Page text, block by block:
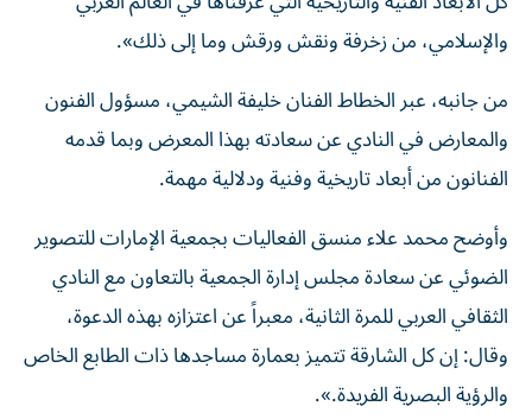
والإسلامي، من زخرفة ونقش ورقش وما إلى ذلك».
من جانبه، عبر الخطاط الفنان خليفة الشيمي، مسؤول الفنون
والمعارض في النادي عن سعادته بهذا المعرض وبما قدمه
الفنانون من أبعاد تاريخية وفنية ودلالية مهمة.
وأوضح محمد علاء منسق الفعاليات بجمعية الإمارات للتصوير
الضوئي عن سعادة مجلس إدارة الجمعية بالتعاون مع النادي
الثقافي العربي للمرة الثانية، معبراً عن اعتزازه بهذه الدعوة،
وقال: إن كل الشارقة تتميز بعمارة مساجدها ذات الطابع الخاص
والرؤية البصرية الفريدة.».